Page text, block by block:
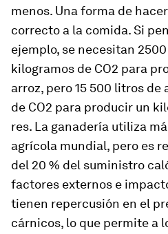
menos. Una forma de
correcto a la comida. Si
ejemplo, se necesitan
kilogramos de CO2 para
arroz, pero 15 500 litros de
de CO2 para producir un
res. La ganadería utiliza
agrícola mundial, pero es
del 20 % del suministro
factores externos e
tienen repercusión en el
cárnicos, lo que permite a